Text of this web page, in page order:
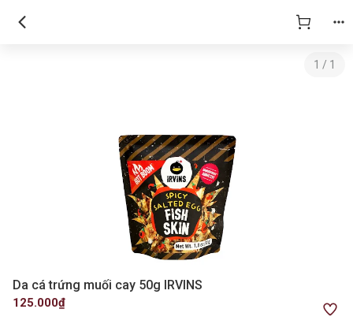
1 / 1
Da cá trứng muối cay 50g IRVINS
125.000₫